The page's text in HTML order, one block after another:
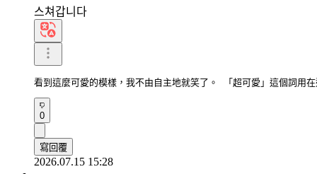
스쳐갑니다
看到這麼可愛的模樣，我不由自主地就笑了。 「超可愛」這個詞用
0
寫回覆
2026.07.15 15:28